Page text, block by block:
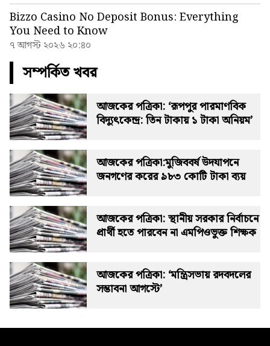
Bizzo Casino No Deposit Bonus: Everything
You Need to Know
৭ আগস্ট ২০২৬ ২০:৪০
সম্পর্কিত খবর
আজকের পত্রিকা: ‘রূপপুর পারমাণবিক
বিদ্যুৎকেন্দ্র: তিন টাকায় ১ টাকা অনিয়ম’
আজকের পত্রিকা:মুজিববর্ষ উদযাপনে
জনগণের করের ৯৮৩ কোটি টাকা ব্যয়
আজকের পত্রিকা: স্থানীয় সরকার নির্বাচনে
প্রার্থী হতে পারবেন না এমপিওভুক্ত শিক্ষক
আজকের পত্রিকা: ‘মন্ত্রিসভায় রদবদলের
সম্ভাবনা আগস্টে’